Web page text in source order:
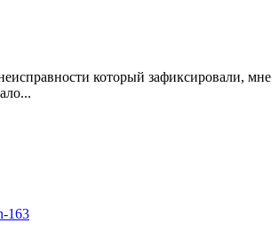
который зафиксировали, мне
163